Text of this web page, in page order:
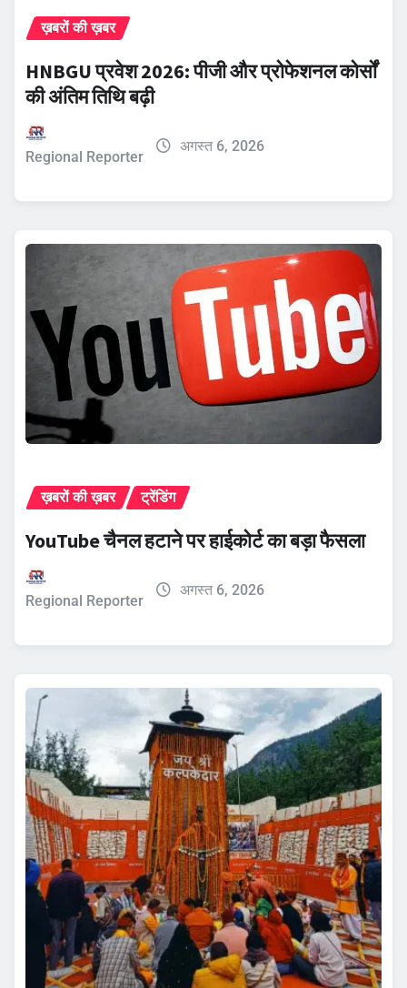
ख़बरों की ख़बर
HNBGU प्रवेश 2026: पीजी और प्रोफेशनल कोर्सों
की अंतिम तिथि बढ़ी
Regional Reporter
अगस्त 6, 2026
ख़बरों की ख़बर ट्रेंडिंग
YouTube चैनल हटाने पर हाईकोर्ट का बड़ा फैसला
Regional Reporter
अगस्त 6, 2026